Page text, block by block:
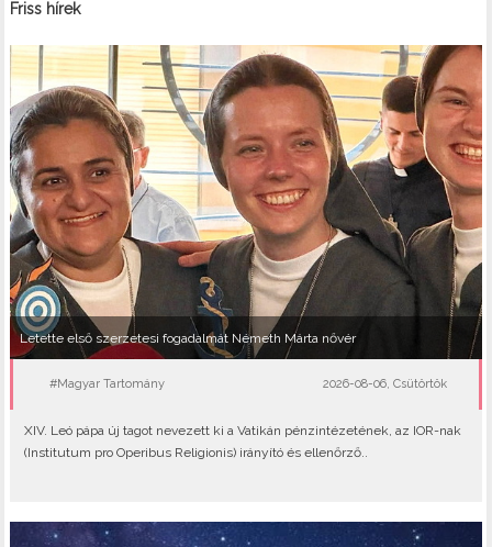
Friss hírek
Letette első szerzetesi fogadalmát Németh Márta nővér
#Magyar Tartomány 2026-08-06, Csütörtök
XIV. Leó pápa új tagot nevezett ki a Vatikán pénzintézetének, az IOR-nak
(Institutum pro Operibus Religionis) irányító és ellenőrző..